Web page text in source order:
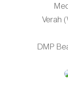
Verah
DMP